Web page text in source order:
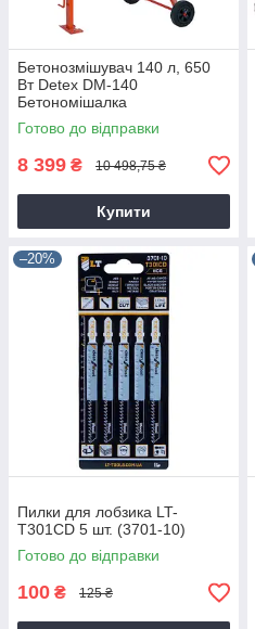
Бетонозмішувач 140 л, 650
Вт Detex DM-140
Бетономішалка
Готово до відправки
8 399 ₴ 10 498,75 ₴
Купити
–20%
Пилки для лобзика LT-
T301CD 5 шт. (3701-10)
Готово до відправки
100 ₴ 125 ₴